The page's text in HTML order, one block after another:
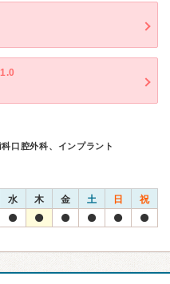
1.0
口腔外科、インプラント
水 木 金 土 日 祝